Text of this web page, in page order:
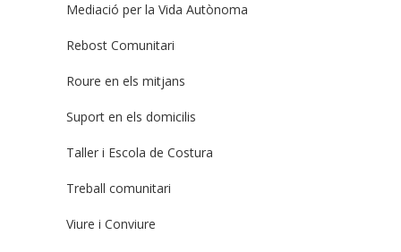
Mediació per la Vida Autònoma
Rebost Comunitari
Roure en els mitjans
Suport en els domicilis
Taller i Escola de Costura
Treball comunitari
Viure i Conviure